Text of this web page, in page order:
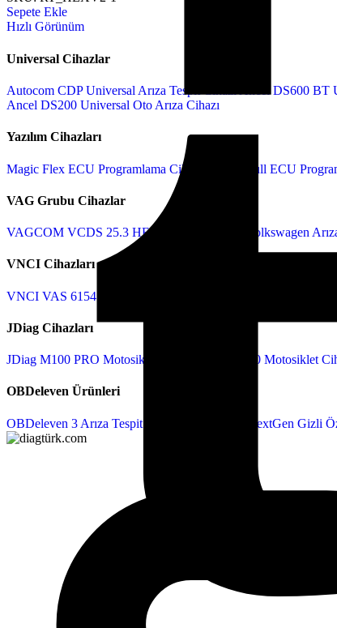
Sepete Ekle
Hızlı Görünüm
Universal Cihazlar
Autocom CDP Universal Arıza Tespit Cihazı Ancel DS600 BT
Ancel DS200 Universal Oto Arıza Cihazı
Yazılım Cihazları
Magic Flex ECU Programlama Cihazı KT200 Full ECU
VAG Grubu Cihazlar
VAGCOM VCDS 25.3 HEX-V2 VAS5054A Volkswagen
VNCI Cihazları
VNCI VAS 6154
JDiag Cihazları
JDiag M100 PRO Motosiklet Cihazı JDiag M200 Motosiklet
OBDeleven Ürünleri
OBDeleven 3 Arıza Tespit Cihazı OBDeleven NextGen Gizli